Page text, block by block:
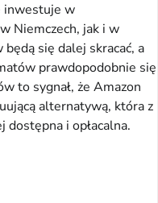
inwestuje w
Niemczech, jak i w
będą się dalej skracać, a
prawdopodobnie się
to sygnał, że Amazon
alternatywą, która z
dostępna i opłacalna.